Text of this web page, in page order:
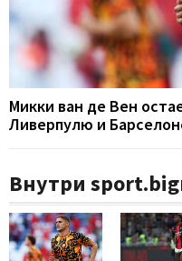
Микки ван де Вен
Ливерпулю и
Внутри